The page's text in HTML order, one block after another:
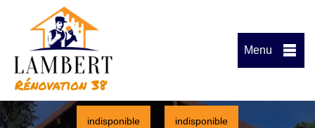
Menu
indisponible indisponible